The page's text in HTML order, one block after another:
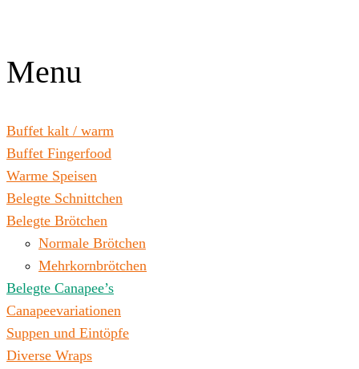
Menu
Buffet kalt / warm
Buffet Fingerfood
Warme Speisen
Belegte Schnittchen
Belegte Brötchen
Normale Brötchen
Mehrkornbrötchen
Belegte Canapee’s
Canapeevariationen
Suppen und Eintöpfe
Diverse Wraps